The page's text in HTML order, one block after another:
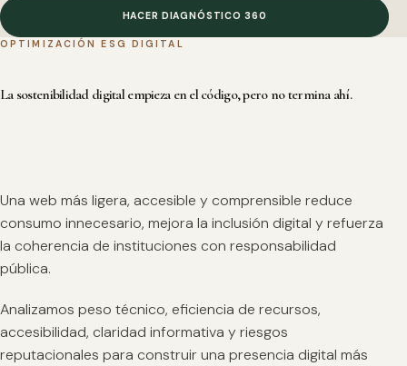
HACER DIAGNÓSTICO 360
OPTIMIZACIÓN ESG DIGITAL
La sostenibilidad digital empieza en el código, pero no termina ahí.
Una web más ligera, accesible y comprensible reduce
consumo innecesario, mejora la inclusión digital y refuerza
la coherencia de instituciones con responsabilidad
pública.
Analizamos peso técnico, eficiencia de recursos,
accesibilidad, claridad informativa y riesgos
reputacionales para construir una presencia digital más